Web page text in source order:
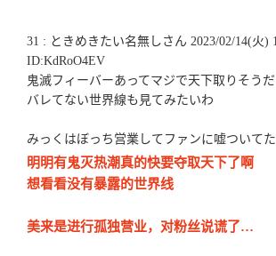
31 : ときめきたい名無しさん 2023/02/14(火)
ID:KdRoO4EV
鬼滅フィーバーあってマジで天下取りそう
バレてない世界線も見てみたいわ
みっくはぼっち営業してファンに嘘ついて
明明有鬼灭热潮真的快要夺取天下了啊
想看看没有暴露的世界线
美来是进行孤独营业，对粉丝说谎了…